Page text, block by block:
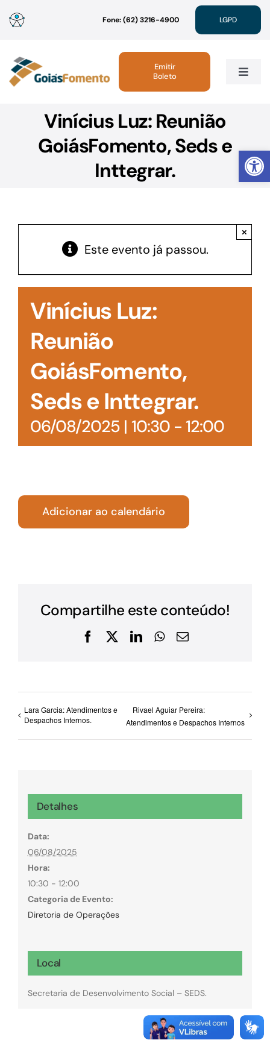
Abrir
para
conteúdo
Fone: (62) 3216-4900 LGPD
Toggle
Institucional
Linhas de Crédito
Acesso à Informação
Emitir
Boleto
Vinícius Luz: Reunião
GoiásFomento, Seds e
Inttegrar.
Este evento já passou.
×
Vinícius Luz:
Reunião
GoiásFomento,
Seds e Inttegrar.
06/08/2025 | 10:30- 12:00
Adicionar ao calendário
Compartilhe este conteúdo!
Facebook
X LinkedInWhatsApp
E-
Lara Garcia: Atendimentos e
Despachos Internos.
Rivael Aguiar Pereira:
Atendimentos e Despachos Internos
Detalhes
Data:
06/08/2025
Hora:
10:30 - 12:00
Categoria de Evento:
Diretoria de Operações
Local
Secretaria de Desenvolvimento Social – SEDS.